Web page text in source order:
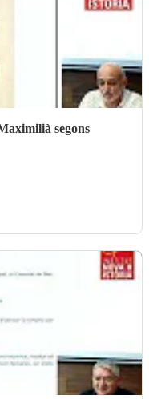
segons